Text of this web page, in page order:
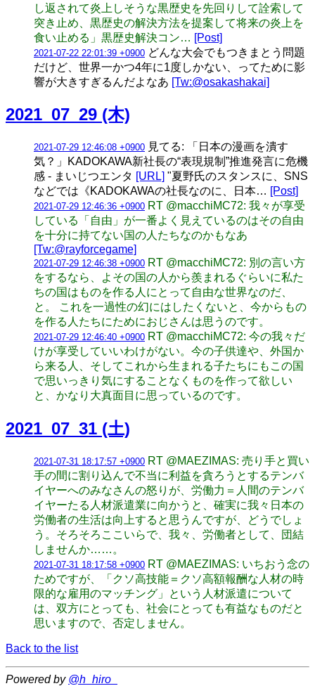
し返されて炎上しそうな黒歴史を先回りして詮索して
突き止め、黒歴史の解決方法を提案して将来の炎上を
食い止める」黒歴史解決コン… [Post]
2021-07-22 22:01:39 +0900 どんな大会でもつきまとう問題
だけど、世界一かつ4年に1度しかない、ってために影
響が大きすぎるんだよなあ [Tw:@osakashakai]
2021_07_29 (木)
2021-07-29 12:46:08 +0900 見てる: 「日本の漫画を潰す
気？」KADOKAWA新社長の“表現規制”推進発言に危機
感 - まいじつエンタ [URL] "夏野氏のスタンスに、SNS
などでは《KADOKAWAの社長なのに、日本… [Post]
2021-07-29 12:46:36 +0900 RT @macchiMC72: 我々が享受
している「自由」が一番よく見えているのはその自由
を十分に持てない国の人たちなのかもなあ
[Tw:@rayforcegame]
2021-07-29 12:46:38 +0900 RT @macchiMC72: 別の言い方
をするなら、よその国の人から羨まれるぐらいに私た
ちの国はものを作る人にとって自由な世界なのだ、
と。 これを一過性の幻にはしたくないと、今からもの
を作る人たちにためにおじさんは思うのです。
2021-07-29 12:46:40 +0900 RT @macchiMC72: 今の我々だ
けが享受していいわけがない。今の子供達や、外国か
ら来る人、そしてこれから生まれる子たちにもこの国
で思いっきり気にすることなくものを作って欲しい
と、かなり大真面目に思っているのです。
2021_07_31 (土)
2021-07-31 18:17:57 +0900 RT @MAEZIMAS: 売り手と買い
手の間に割り込んで不当に利益を貪ろうとするテンバ
イヤーへのみなさんの怒りが、労働力＝人間のテンバ
イヤーたる人材派遣業に向かうと、確実に我々日本の
労働者の生活は向上すると思うんですが、どうでしょ
う。そろそろここいらで、我々、労働者として、団結
しませんか……。
2021-07-31 18:17:58 +0900 RT @MAEZIMAS: いちおう念の
ためですが、「クソ高技能＝クソ高額報酬な人材の時
限的な雇用のマッチング」という人材派遣について
は、双方にとっても、社会にとっても有益なものだと
思いますので、否定しません。
Back to the list
Powered by @h_hiro_